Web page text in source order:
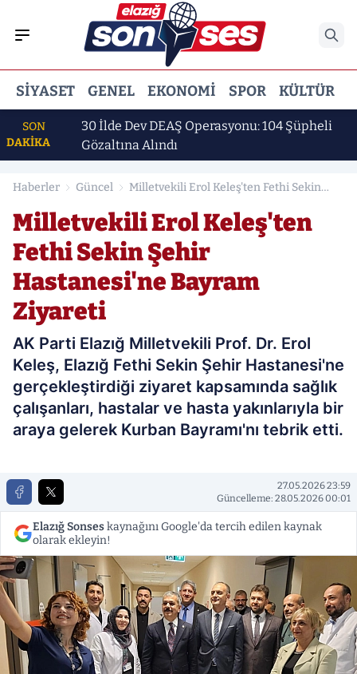
SIYASET GENEL EKONOMI SPOR KÜLTÜR
SON
DAKİKA
30 İlde Dev DEAŞ Operasyonu: 104 Şüpheli
Gözaltına Alındı
Haberler Güncel
Milletvekili Erol Keleş'ten Fethi Sekin
Milletvekili Erol Keleş'ten
Fethi Sekin Şehir
Hastanesi'ne Bayram
Ziyareti
AK Parti Elazığ Milletvekili Prof. Dr. Erol
Keleş, Elazığ Fethi Sekin Şehir Hastanesi'ne
gerçekleştirdiği ziyaret kapsamında sağlık
çalışanları, hastalar ve hasta yakınlarıyla bir
araya gelerek Kurban Bayramı'nı tebrik etti.
27.05.2026 23:59
Güncelleme: 28.05.2026 00:01
Elazığ Sonseskaynağını Google'da tercih edilen kaynak
olarak ekleyin!